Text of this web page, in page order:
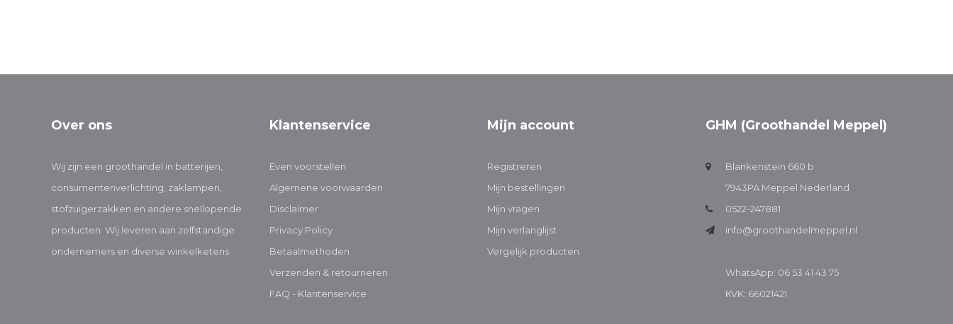
Over ons
Wij zijn een groothandel in batterijen,
consumentenverlichting, zaklampen,
stofzuigerzakken en andere snellopende
producten. Wij leveren aan zelfstandige
ondernemers en diverse winkelketens
Klantenservice
Even voorstellen
Algemene voorwaarden
Disclaimer
Privacy Policy
Betaalmethoden
Verzenden & retourneren
FAQ - Klantenservice
Mijn account
Registreren
Mijn bestellingen
Mijn vragen
Mijn verlanglijst
Vergelijk producten
GHM (Groothandel Meppel)
Blankenstein 660 b
7943PA Meppel Nederland
0522-247881
info@groothandelmeppel.nl
WhatsApp: 06 53 41 43 75
KVK: 66021421